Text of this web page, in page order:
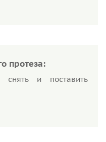
протеза:
и поставить